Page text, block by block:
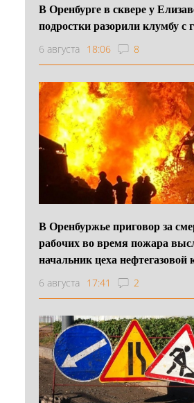
В Оренбурге в сквере у
подростки разорили клумбу с
6 августа 18:06 8
В Оренбуржье приговор за
рабочих во время пожара
начальник цеха
6 августа 17:41 2